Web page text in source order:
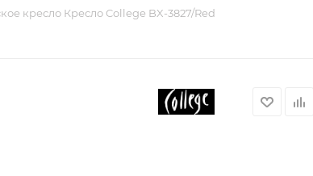
кресло Кресло College BX-3827/Red